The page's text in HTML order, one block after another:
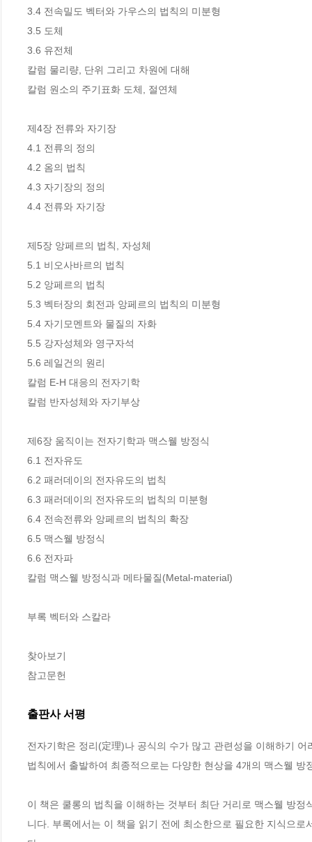
3.4 전속밀도 벡터와 가우스의 법칙의 미분형
3.5 도체
3.6 유전체
칼럼 물리량, 단위 그리고 차원에 대해
칼럼 원소의 주기표화 도체, 절연체
제4장 전류와 자기장
4.1 전류의 정의
4.2 옴의 법칙
4.3 자기장의 정의
4.4 전류와 자기장
제5장 앙페르의 법칙, 자성체
5.1 비오사바르의 법칙
5.2 앙페르의 법칙
5.3 벡터장의 회전과 앙페르의 법칙의 미분형
5.4 자기모멘트와 물질의 자화
5.5 강자성체와 영구자석
5.6 레일건의 원리
칼럼 E-H 대응의 전자기학
칼럼 반자성체와 자기부상
제6장 움직이는 전자기학과 맥스웰 방정식
6.1 전자유도
6.2 패러데이의 전자유도의 법칙
6.3 패러데이의 전자유도의 법칙의 미분형
6.4 전속전류와 앙페르의 법칙의 확장
6.5 맥스웰 방정식
6.6 전자파
칼럼 맥스웰 방정식과 메타물질(Metal-material)
부록 벡터와 스칼라
찾아보기
참고문헌
출판사 서평
전자기학은 정리(定理)나 공식의 수가 많고 관련성을 이해하기
법칙에서 출발하여 최종적으로는 다양한 현상을 4개의 맥스웰
이 책은 쿨롱의 법칙을 이해하는 것부터 최단 거리로 맥스웰 방
니다. 부록에서는 이 책을 읽기 전에 최소한으로 필요한 지식으